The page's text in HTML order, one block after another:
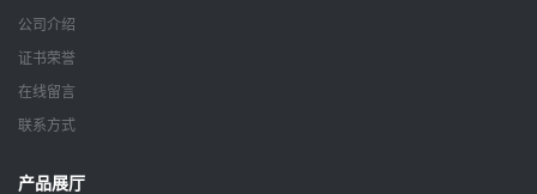
公司介绍
证书荣誉
在线留言
联系方式
产品展厅